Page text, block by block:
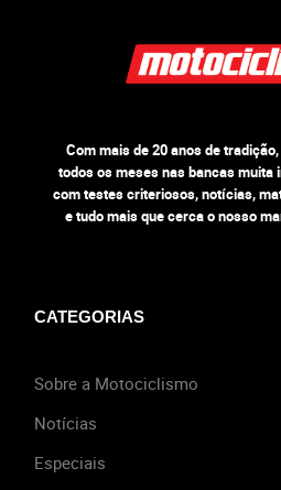
Com mais de 20 anos de
todos os meses nas bancas muita
com testes criteriosos, notícias,
e tudo mais que cerca o nosso
CATEGORIAS
Sobre a Motociclismo
Notícias
Especiais